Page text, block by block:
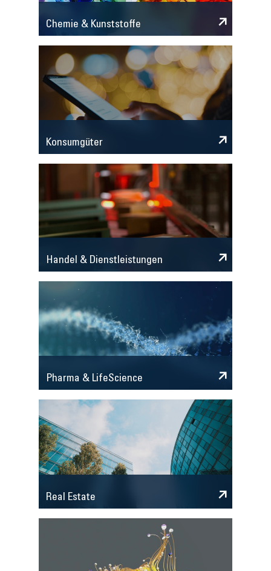
Chemie & Kunststoffe
Konsumgüter
Handel & Dienstleistungen
Pharma & LifeScience
Real Estate